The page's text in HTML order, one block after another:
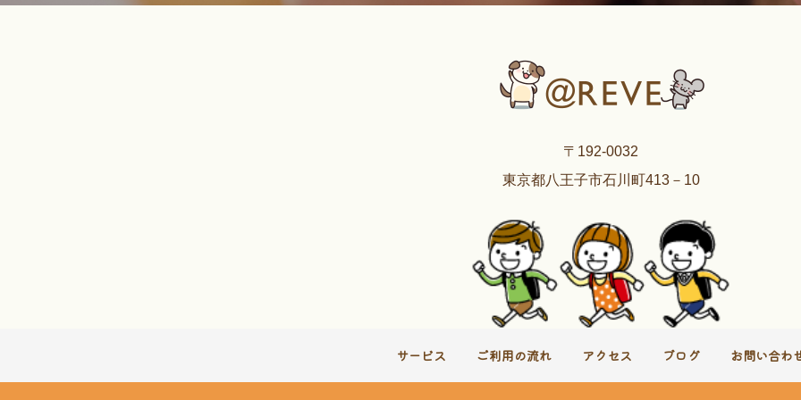
〒192-0032
東京都八王子市石川町413－10
サービス ご利用の流れ アクセス ブログ お問い合わ